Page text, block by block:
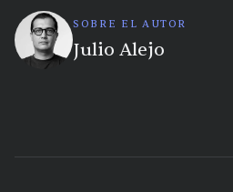
SOBRE EL AUTOR
Julio Alejo